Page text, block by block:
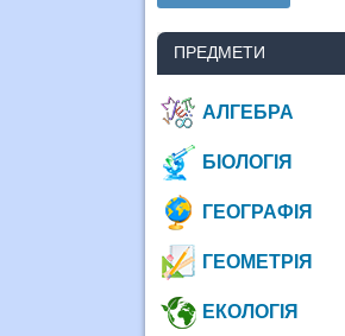
ПРЕДМЕТИ
АЛГЕБРА
БІОЛОГІЯ
ГЕОГРАФІЯ
ГЕОМЕТРІЯ
ЕКОЛОГІЯ